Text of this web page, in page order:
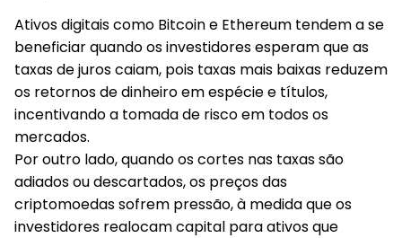
Ativos digitais como Bitcoin e Ethereum tendem a se
beneficiar quando os investidores esperam que as
taxas de juros caiam, pois taxas mais baixas reduzem
os retornos de dinheiro em espécie e títulos,
incentivando a tomada de risco em todos os
mercados.
Por outro lado,quando os cortes nas taxas são
adiados ou descartados, os preços das
criptomoedas sofrem pressão, à medida que os
investidores realocam capital para ativos que